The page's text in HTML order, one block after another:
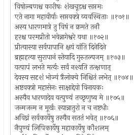
विषोल्बणश्च कारीषः शंखचूडश्च सप्तमः
एते नागा महावीर्याः सप्तवक्त्रे व्यवस्थिताः ॥१७१॥
अस्य धारणमात्रे तु विषं न क्रमते तनौ
हरश्च परमप्रीतो भवेन्नागेश्वरे यथा ॥१७२॥
प्रीत्यास्या सर्वपापानि क्षयं यांति दिनेदिने
ब्रह्महत्या सुरापानं स्तेयादि गुरुतल्पजम् ॥१७३॥
यत्पापं लभते मर्त्यः सर्वं नश्यति तत्क्षणात्
देवस्य सदृशं भोज्यं त्रैलोक्ये निश्चितं लभेत् ॥१७४॥
अष्टवक्त्रो महासेनः साक्षाद्देवो विनायकः
अस्यैव धारणादेव यत्पुण्यं तच्छृणुष्व मे ॥१७५॥
जन्मजन्म न मूर्खः स्यान्नातुरो न च नष्टधीः
अविघ्नं सर्वकार्येषु तस्यैव सततं भवेत् ॥१७६॥
नैपुण्यं लिपिकार्येषु महाकार्येषु कौशलम्